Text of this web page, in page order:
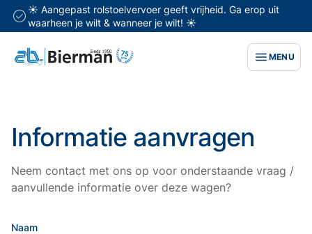
☀️ Aangepast rolstoelvervoer geeft vrijheid. Ga erop uit
waarheen je wilt & wanneer je wilt! ☀️
MENU
Informatie aanvragen
Neem contact met ons op voor onderstaande vraag /
aanvullende informatie over deze wagen?
Naam